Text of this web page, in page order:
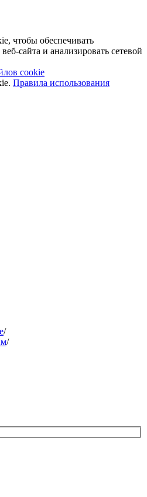
чтобы обеспечивать
сайта и анализировать сетевой
cookie
Правила использования
/
/